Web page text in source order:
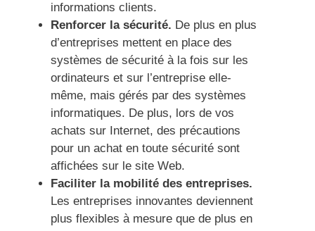
informations clients.
Renforcer la sécurité. De plus en plus
d’entreprises mettent en place des
systèmes de sécurité à la fois sur les
ordinateurs et sur l’entreprise elle-
même, mais gérés par des systèmes
informatiques. De plus, lors de vos
achats sur Internet, des précautions
pour un achat en toute sécurité sont
affichées sur le site Web.
Faciliter la mobilité des entreprises.
Les entreprises innovantes deviennent
plus flexibles à mesure que de plus en